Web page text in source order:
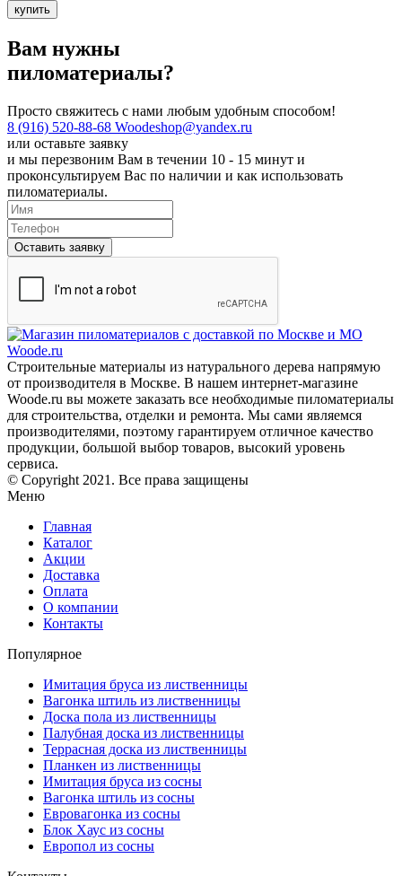
Вам нужны
пиломатериалы?
Просто свяжитесь с нами любым удобным способом!
8 (916) 520-88-68 Woodeshop@yandex.ru
или оставьте заявку
и мы перезвоним Вам в течении 10 - 15 минут и
проконсультируем Вас по наличии и как использовать
пиломатериалы.
Оставить заявку
Строительные материалы из натурального дерева напрямую
от производителя в Москве. В нашем интернет-магазине
Woode.ru вы можете заказать все необходимые пиломатериалы
для строительства, отделки и ремонта. Мы сами являемся
производителями, поэтому гарантируем отличное качество
продукции, большой выбор товаров, высокий уровень
сервиса.
© Copyright 2021. Все права защищены
Меню
Главная
Каталог
Акции
Доставка
Оплата
О компании
Контакты
Популярное
Имитация бруса из лиственницы
Вагонка штиль из лиственницы
Доска пола из лиственницы
Палубная доска из лиственницы
Террасная доска из лиственницы
Планкен из лиственницы
Имитация бруса из сосны
Вагонка штиль из сосны
Евровагонка из сосны
Блок Хаус из сосны
Европол из сосны